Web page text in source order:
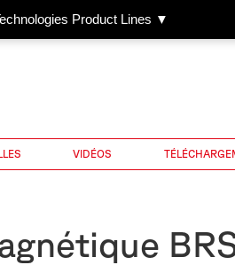
Product Lines ▼
VIDÉOS